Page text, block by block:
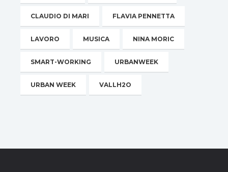
CLAUDIO DI MARI FLAVIA PENNETTA
LAVORO MUSICA NINA MORIC
SMART-WORKING URBANWEEK
URBAN WEEK VALLH2O